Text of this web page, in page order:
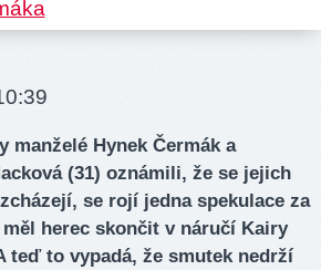
manželé Hynek Čermák a
(31) oznámili, že se jejich
se rojí jedna spekulace za
herec skončit v náručí Kairy
teď to vypadá, že smutek nedrží